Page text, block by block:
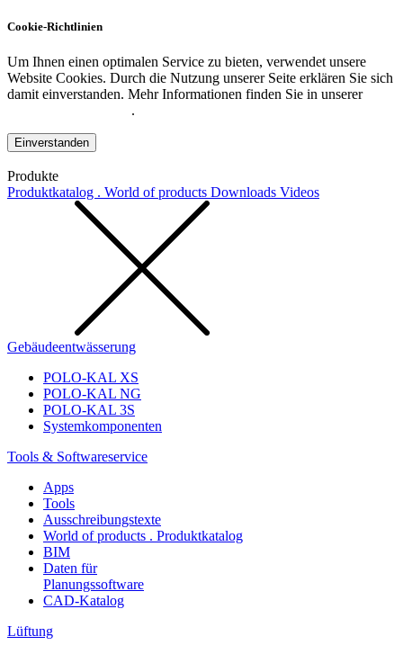
Cookie-Richtlinien
Um Ihnen einen optimalen Service zu bieten, verwendet unsere
Website Cookies. Durch die Nutzung unserer Seite erklären Sie sich
damit einverstanden. Mehr Informationen finden Sie in unserer
.
Einverstanden
Produkte
Produktkatalog . World of products Downloads Videos
Gebäudeentwässerung
POLO-KAL XS
POLO-KAL NG
POLO-KAL 3S
Systemkomponenten
Tools & Softwareservice
Apps
Tools
Ausschreibungstexte
World of products . Produktkatalog
BIM
Daten für
Planungssoftware
CAD-Katalog
Lüftung